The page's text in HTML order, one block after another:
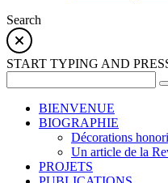
Search
START TYPING AND
BIENVENUE
BIOGRAPHIE
Décorations
Un article de la
PROJETS